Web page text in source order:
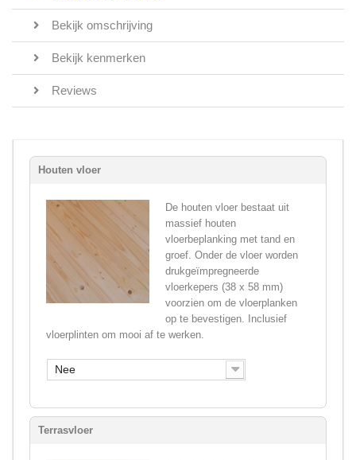
Bekijk omschrijving
Bekijk kenmerken
Reviews
Houten vloer
De houten vloer bestaat uit
massief houten
vloerbeplanking met tand en
groef. Onder de vloer worden
drukgeïmpregneerde
vloerkepers (38 x 58 mm)
voorzien om de vloerplanken
op te bevestigen. Inclusief
vloerplinten om mooi af te werken.
Nee
Terrasvloer